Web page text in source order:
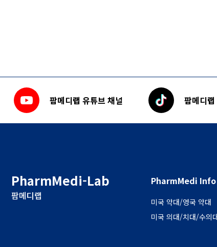
팜메디랩 유튜브 채널 팜메디
PharmMedi-Lab
팜메디랩
PharmMedi Info
미국 약대/영국 약대
미국 의대/치대/수의